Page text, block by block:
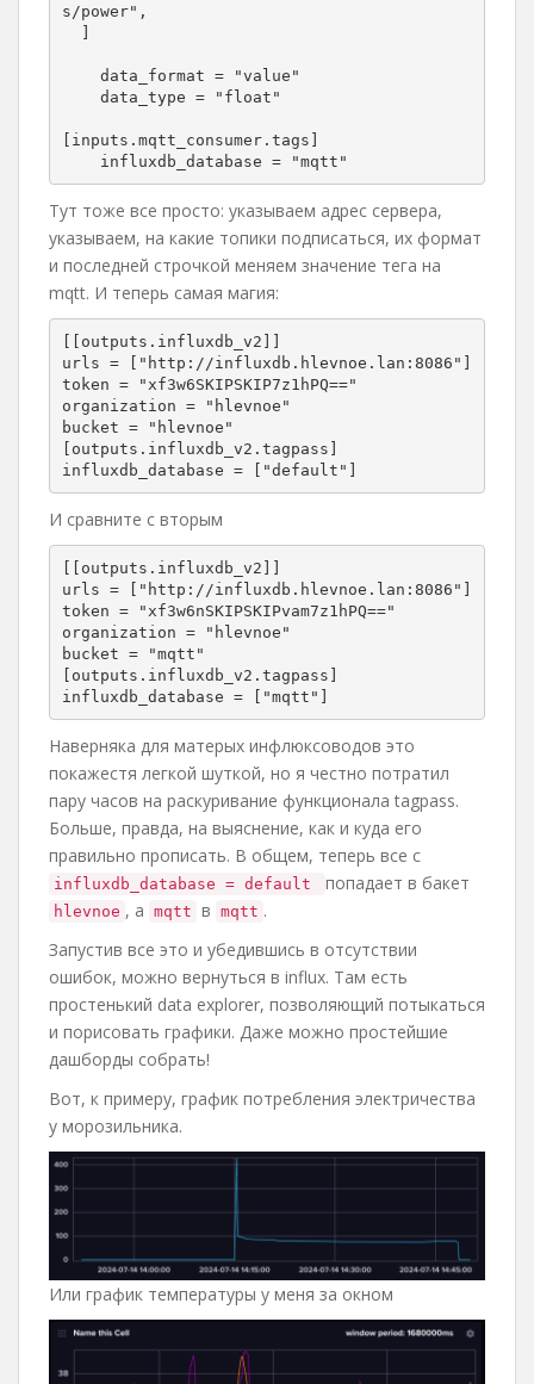
s/power",
[inputs.mqtt_consumer.tags]
    influxdb_database = "mqtt"
Тут тоже все просто: указываем адрес сервера,
указываем, на какие топики подписаться, их формат
и последней строчкой меняем значение тега на
mqtt. И теперь самая магия:
[[outputs.influxdb_v2]]
urls = ["http://influxdb.hlevnoe.lan:8086"]
token = "xf3w6SKIPSKIP7z1hPQ=="
organization = "hlevnoe"
bucket = "hlevnoe"
[outputs.influxdb_v2.tagpass]
influxdb_database = ["default"]
И сравните с вторым
[[outputs.influxdb_v2]]
urls = ["http://influxdb.hlevnoe.lan:8086"]
token = "xf3w6nSKIPSKIPvam7z1hPQ=="
organization = "hlevnoe"
bucket = "mqtt"
[outputs.influxdb_v2.tagpass]
influxdb_database = ["mqtt"]
Наверняка для матерых инфлюксоводов это
покажестя легкой шуткой, но я честно потратил
пару часов на раскуривание функционала tagpass.
Больше, правда, на выяснение, как и куда его
правильно прописать. В общем, теперь все с
influxdb_database = default попадает в бакет
hlevnoe , а mqtt в mqtt .
Запустив все это и убедившись в отсутствии
ошибок, можно вернуться в influx. Там есть
простенький data explorer, позволяющий потыкаться
и порисовать графики. Даже можно простейшие
дашборды собрать!
Вот, к примеру, график потребления электричества
у морозильника.
Или график температуры у меня за окном